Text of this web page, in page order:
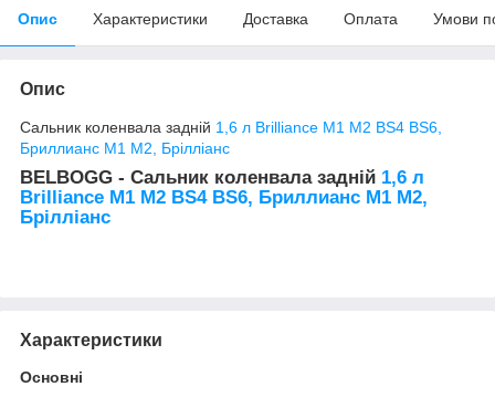
Опис Характеристики Доставка Оплата Умови
Опис
Сальник коленвала задній 1,6 л Brilliance M1 M2 BS4 BS6,
Бриллианс М1 М2, Брілліанс
BELBOGG - Сальник коленвала задній 1,6 л
Brilliance M1 M2 BS4 BS6, Бриллианс М1 М2,
Брілліанс
Характеристики
Основні